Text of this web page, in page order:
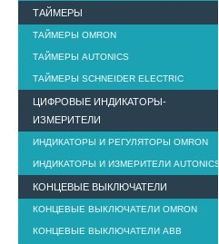
ТАЙМЕРЫ
ТАЙМЕРЫ OMRON
ТАЙМЕРЫ AUTONICS
ТАЙМЕРЫ SCHNEIDER ELECTRIC
ЦИФРОВЫЕ ИНДИКАТОРЫ-
ИЗМЕРИТЕЛИ
ИНДИКАТОРЫ И РЕГУЛЯТОРЫ OMRON
ИНДИКАТОРЫ И ИЗМЕРИТЕЛИ AUTONICS
КОНЦЕВЫЕ ВЫКЛЮЧАТЕЛИ
КОНЦЕВЫЕ ВЫКЛЮЧАТЕЛИ OMRON
КОНЦЕВЫЕ ВЫКЛЮЧАТЕЛИ ABB